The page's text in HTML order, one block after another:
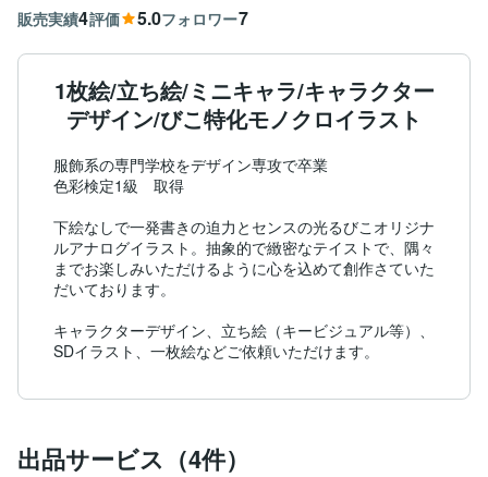
販売実績4評価 5.0フォロワー7
1枚絵/立ち絵/ミニキャラ/キャラクター
デザイン/びこ特化モノクロイラスト
服飾系の専門学校をデザイン専攻で卒業
色彩検定1級　取得
下絵なしで一発書きの迫力とセンスの光るびこオリジナ
ルアナログイラスト。抽象的で緻密なテイストで、隅々
までお楽しみいただけるように心を込めて創作さていた
だいております。
キャラクターデザイン、立ち絵（キービジュアル等）、
SDイラスト、一枚絵などご依頼いただけます。
出品サービス（4件）